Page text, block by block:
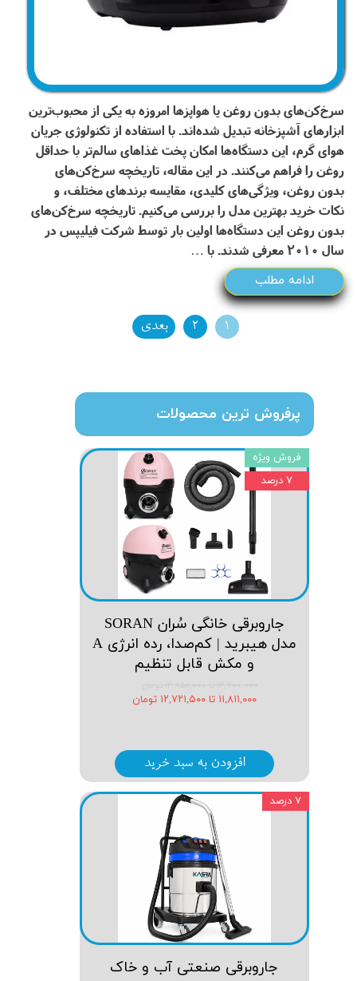
سرخ‌کن‌های بدون روغن یا هواپزها امروزه به یکی از محبوب‌ترین
ابزارهای آشپزخانه تبدیل شده‌اند. با استفاده از تکنولوژی جریان
هوای گرم، این دستگاه‌ها امکان پخت غذاهای سالم‌تر با حداقل
روغن را فراهم می‌کنند. در این مقاله، تاریخچه سرخ‌کن‌های
بدون روغن، ویژگی‌های کلیدی، مقایسه برندهای مختلف، و
نکات خرید بهترین مدل را بررسی می‌کنیم. تاریخچه سرخ‌کن‌های
بدون روغن این دستگاه‌ها اولین بار توسط شرکت فیلیپس در
سال 2010 معرفی شدند. با …
ادامه مطلب
۱ ۲ بعدی
جاروبرقی خانگی سُران SORAN
مدل هیبرید | کم‌صدا، رده انرژی A
و مکش قابل تنظیم
۱۱,۸۱۱,۰۰۰ تا ۱۲,۷۲۱,۵۰۰ تومان
افزودن به سبد خرید
فروش ویژه
۷ درصد
جاروبرقی صنعتی آب و خاک
۷ درصد
پرفروش ترین محصولات